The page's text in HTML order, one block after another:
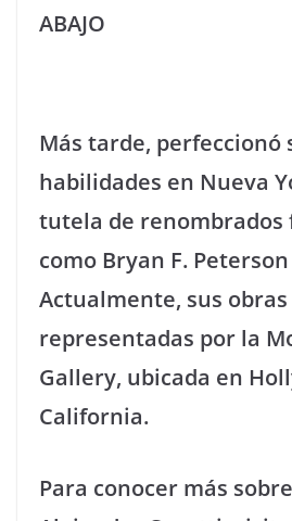
ABAJO
Más tarde, perfeccionó
habilidades en Nueva
tutela de renombrados
como Bryan F.
Actualmente, sus obras
representadas por la
Gallery, ubicada en
California.
Para conocer más